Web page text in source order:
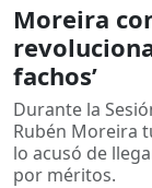
Moreira
fachos’
Durante la
Rubén Moreira
lo acusó de
por méritos.